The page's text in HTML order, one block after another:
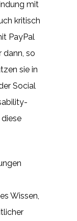
mit
kritisch
PayPal
dann, so
sie in
Social
Wissen,